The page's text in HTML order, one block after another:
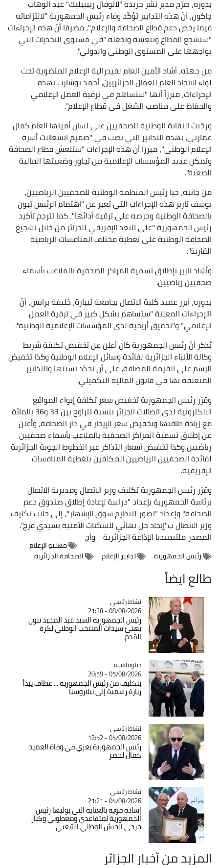
بدوره، صرّح مدير نشر جريدة "لانوفال ريبيبليك" عبد الوهاب
جاكون، أنّ هذه التدابير تؤكّد وفاء رئيس الجمهورية "لالتزاماته
فيما يخص دعم قطاع الصحافة والإعلام"، مضيفا أنّ هذه الإجراءات
"ستشجع القطاع وتنعشه وتجعله "في مستوى التحديات التي
يواجهها على المستوى الوطني والدولي".
من جهته، أشاد الأمين العام لفيدرالية الإعلام المنضوية تحت
لواء الاتحاد العام للعمال الجزائريين، أحمد بوشارب بهذه
الإجراءات، مبرزاً أنها "ستساهم في ترقية العمل الإعلامي
والحفاظ على مناصب الشغل في قطاع الإعلام".
ورحّبت النقابة الوطنية للصحفيين على لسان أمينها العام كمال
عمارني، بهذه التدابير التي تصب في "صميم انشغالات أسرة
الإعلام الوطني"، مبرزا أن هذه الإجراءات "ستنعش قطاع الصحافة
وتمكن عديد المؤسسات الإعلامية من تجاوز وضعيتها المالية
الصعبة".
من جانبه، حيا رئيس المنظمة الوطنية للصحفيين الرياضيين،
يوسف تازير هذه الإجراءات التي تعبر عن "اهتمام الرئيس تبون
بالصحافة الوطنية وحرصه على ترقية أدائها"، كما تترجم تأكيد
رئيس الجمهورية "على البعد الإفريقي للجزائر من خلال تشجيع
الصحافة الوطنية على تغطية مختلف المنافسات الرياضية
القارية".
وأشاد تازير بإطلاق تسمية المراكز الصحفية بالملاعب بأسماء
صحفيين رياضيين.
بدوره، أبرز عميد كلية الاتصال بجامعة تيبازة، خليفة برايس، أنّ
االإجراءات المعلنة "ستساهم بشكل كبير في ترقية العمل
الإعلامي" و"تحقيق أريحية لدى المؤسسات الإعلامية الوطنية".
يُذكر أنّ رئيس الجمهورية كان أعلن عن تخفيض تكلفة شريط
وكالة الأنباء الجزائرية لفائدة وسائل الإعلام الوطنية وكذا تخفيض
الرسم على القيمة المضافة، على أن تحدّد نسبتها والتدابير
المتعلقة بها في قانون المالية التكميلي.
وقرّر رئيس الجمهورية تخفيض سعر تكلفة إيواء المواقع
الالكترونية لدى اتصالات الجزائر بنسبة تتراوح بين 33 و36 بالمائة
مع زيادة طاقتها وتخفيض سعر الإيجار في دار الصحافة، وأعلن
عن إطلاق تسمية المراكز الصحفية بالملاعب بأسماء صحفيين
رياضيين وكذا تخفيض أسعار التذاكر عبر الخطوط الجوية الجزائرية
لفائدة الصحفيين الرياضيين المكلفين بتغطية المنافسات
الإفريقية.
وقرّر رئيس الجمهورية تكليف وزير الاتصال ومديرية الاتصال
برئاسة الجمهورية بإعداد "دراسة لإعادة إطلاق صندوق دعم
الصحافة" وإعداد "تصور لتنظيم سوق الإشهار"، إلى جانب تكليف
وزير الاتصال ب"إيجاد حل نهائي للسكنات الأمنية بسيدي فرج".
المصدرملتيميديا الإذاعة الجزائرية وأج
مهنيو الإعلام
رئيس الجمهورية
تدابير الإعلام الصحافة الجزائرية
طالع ايضاً
Catégorie
نشاط رئاسي
08/08/2026 - 21:38
رئيس الجمهورية السيد عبد المجيد تبون
يهنئ سيدات المنتخب الوطني لكرة
القدم
Catégorie
دبلوماسية
05/08/2026 - 20:59
بتكليف من رئيس الجمهورية ... عطاف يبدأ
زيارة رسمية إلى بيلاروسيا
Catégorie
نشاط رئاسي
05/08/2026 - 12:52
رئيس الجمهورية يعزي في وفاة العميد
كمال لخضر
Catégorie
نشاط رئاسي
04/08/2026 - 21:21
إشادة قوية بالعناية التي يوليها رئيس
الجمهورية لمتقاعدي ومعطوبي وكبار
جرحى الجيش الوطني الشعبي
المزيد من أخبار الجزائر